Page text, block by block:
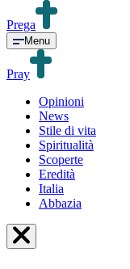
Prega
Menu
Pray
Opinioni
News
Stile di vita
Spiritualità
Scoperte
Eredità
Italia
Abbazia